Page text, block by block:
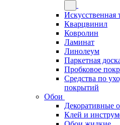
Искусственная
Кварцвинил
Ковролин
Ламинат
Линолеум
Паркетная
Пробковое
Средства по
покрытий
Обои
Декоративные
Клей и